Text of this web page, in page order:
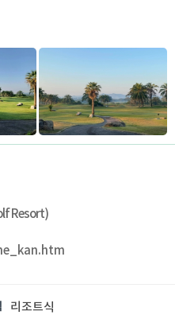
지 골프다이제스트가 선정한 세계
우스가 직접 설계하였습니다.
랜드슬램대회 중 하나가 된 PGA,
프장입니다.
싸여 있는 리조트는 마치 한폭의 그
편안함을 느끼실 수 있습니다.
Resort)
리조트식